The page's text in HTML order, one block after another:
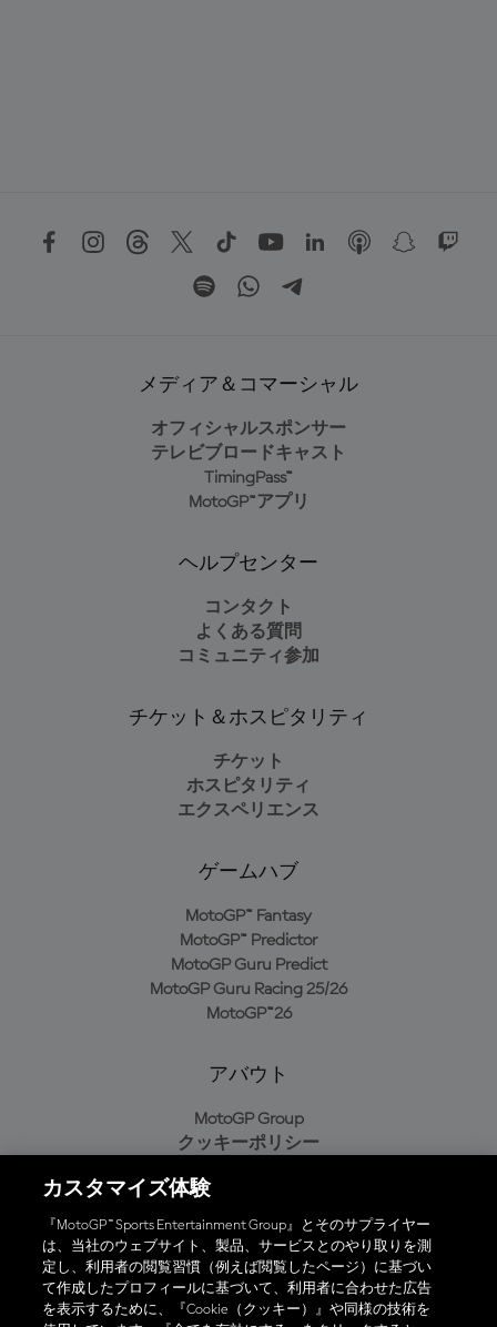
メディア＆コマーシャル
オフィシャルスポンサー
テレビブロードキャスト
TimingPass™
MotoGP™アプリ
ヘルプセンター
コンタクト
よくある質問
コミュニティ参加
チケット＆ホスピタリティ
チケット
ホスピタリティ
エクスペリエンス
ゲームハブ
MotoGP™ Fantasy
MotoGP™ Predictor
MotoGP Guru Predict
MotoGP Guru Racing 25/26
MotoGP™26
アバウト
MotoGP Group
クッキーポリシー
プライバシーポリシー
購入ポリシー
オフィシャルアプリ
カスタマイズ体験
『MotoGP™ Sports Entertainment Group』とそのサプライヤー
は、当社のウェブサイト、製品、サービスとのやり取りを測
定し、利用者の閲覧習慣（例えば閲覧したページ）に基づい
て作成したプロフィールに基づいて、利用者に合わせた広告
を表示するために、『Cookie（クッキー）』や同様の技術を